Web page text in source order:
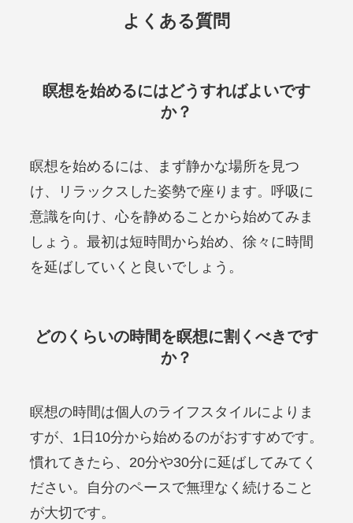
よくある質問
瞑想を始めるにはどうすればよいです
か？
瞑想を始めるには、まず静かな場所を見つ
け、リラックスした姿勢で座ります。呼吸に
意識を向け、心を静めることから始めてみま
しょう。最初は短時間から始め、徐々に時間
を延ばしていくと良いでしょう。
どのくらいの時間を瞑想に割くべきです
か？
瞑想の時間は個人のライフスタイルによりま
すが、1日10分から始めるのがおすすめです。
慣れてきたら、20分や30分に延ばしてみてく
ださい。自分のペースで無理なく続けること
が大切です。